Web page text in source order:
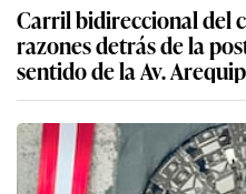
Carril bidireccional del
razones detrás de la
sentido de la Av.